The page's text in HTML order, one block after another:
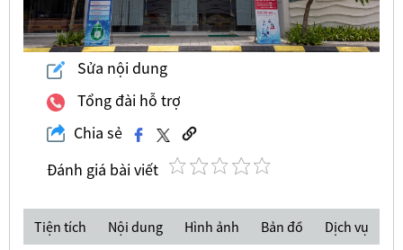
Sửa nội dung
Tổng đài hỗ trợ
Chia sẻ
Đánh giá bài viết
Tiện tích Nội dung Hình ảnh Bản đồ Dịch vụ